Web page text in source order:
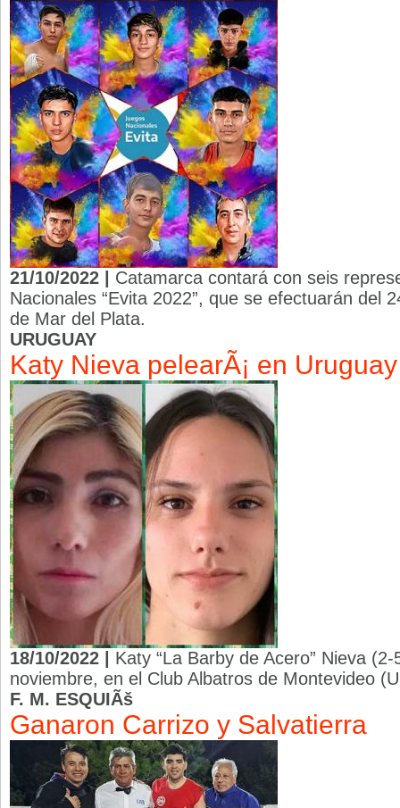
21/10/2022 | Catamarca contará con seis
Nacionales “Evita 2022”, que se efectuarán del
de Mar del Plata.
URUGUAY
Katy Nieva pelearÃ¡ en Uruguay
18/10/2022 | Katy “La Barby de Acero” Nieva
noviembre, en el Club Albatros de Montevideo
F. M. ESQUIÃš
Ganaron Carrizo y Salvatierra